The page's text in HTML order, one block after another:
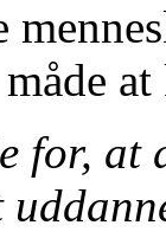
for, at